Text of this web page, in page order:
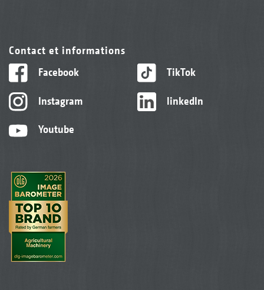
Contact et informations
Facebook
Instagram
Youtube
TikTok
linkedIn